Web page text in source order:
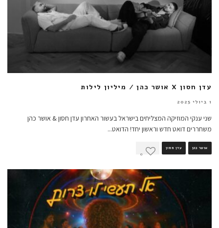
עדן חסון X אושר כהן / מיליון לילות
1 ביולי 2025
שני ענקי המוזיקה המצליחים בישראל בעשור האחרון עדן חסון & אושר כהן
משחררים דואט חדש וראשון יחד! הדואט...
אושר כהן עדן חסון
0